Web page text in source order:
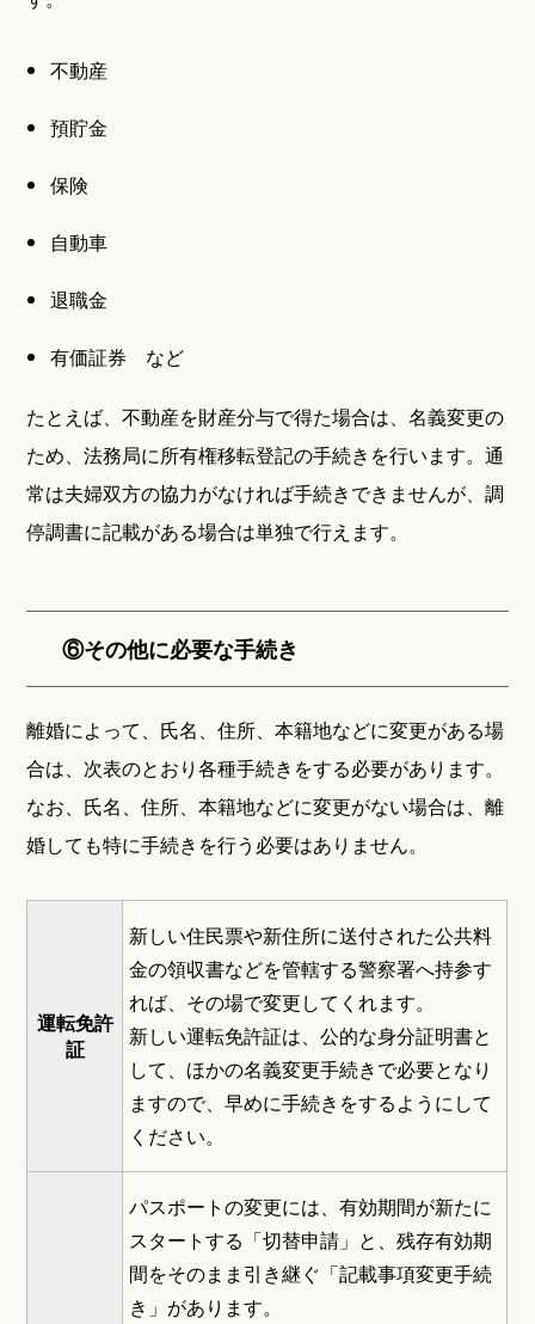
不動産
預貯金
保険
自動車
退職金
有価証券 など
たとえば、不動産を財産分与で得た場合は、名義変更の
ため、法務局に所有権移転登記の手続きを行います。通
常は夫婦双方の協力がなければ手続きできませんが、調
停調書に記載がある場合は単独で行えます。
⑥その他に必要な手続き
離婚によって、氏名、住所、本籍地などに変更がある場
合は、次表のとおり各種手続きをする必要があります。
なお、氏名、住所、本籍地などに変更がない場合は、離
婚しても特に手続きを行う必要はありません。
運転免許
証
新しい住民票や新住所に送付された公共料
金の領収書などを管轄する警察署へ持参す
れば、その場で変更してくれます。
新しい運転免許証は、公的な身分証明書と
して、ほかの名義変更手続きで必要となり
ますので、早めに手続きをするようにして
ください。
パスポートの変更には、有効期間が新たに
スタートする「切替申請」と、残存有効期
間をそのまま引き継ぐ「記載事項変更手続
き」があります。